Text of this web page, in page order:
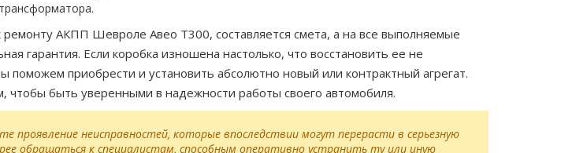
АКПП Шевроле Авео Т300, составляется смета, а на все выполняемые
гарантия. Если коробка изношена настолько, что восстановить ее не
поможем приобрести и установить абсолютно новый или контрактный агрегат.
чтобы быть уверенными в надежности работы своего автомобиля.
проявление неисправностей, которые впоследствии могут перерасти в серьезную
обращаться к специалистам, способным оперативно устранить ту или иную